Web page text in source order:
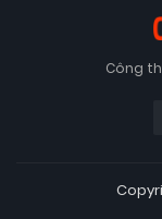
Công